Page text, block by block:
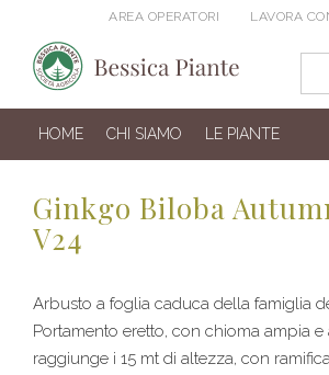
AREA OPERATORI LAVORA
HOME CHI SIAMO LE PIANTE
Ginkgo Biloba
V24
Arbusto a foglia caduca della famiglia
Portamento eretto, con chioma ampia e
raggiunge i 15 mt di altezza, con